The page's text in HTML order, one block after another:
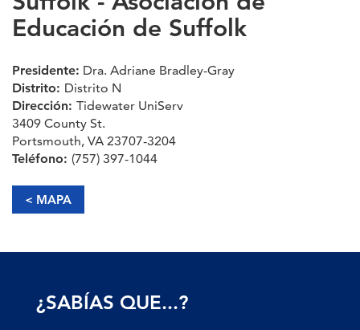
Educación de Suffolk
Presidente: Dra. Adriane Bradley-Gray
Distrito: Distrito N
Dirección: Tidewater UniServ
3409 County St.
Portsmouth, VA 23707-3204
Teléfono: (757) 397-1044
< MAPA
¿SABÍAS QUE...?